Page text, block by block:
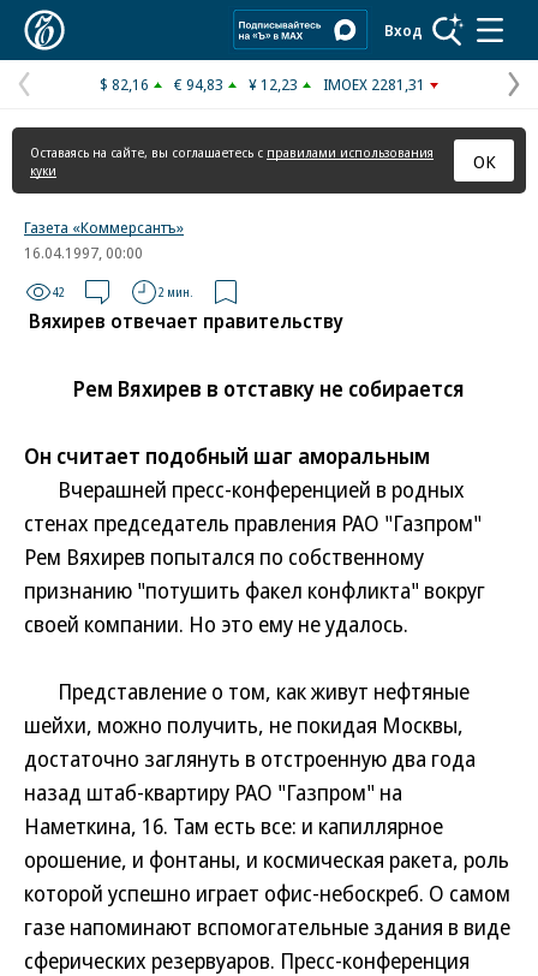
Вход
Предыдущая
страница
$ 82,16 € 94,83 ¥ 12,23 IMOEX 2281,31
Оставаясь на сайте, вы соглашаетесь с правилами использования
куки
ОК
Газета «Коммерсантъ»
16.04.1997, 00:00
42 2 мин.
Вяхирев отвечает правительству
Рем Вяхирев в отставку не собирается
Он считает подобный шаг аморальным
Вчерашней пресс-конференцией в родных
стенах председатель правления РАО "Газпром"
Рем Вяхирев попытался по собственному
признанию "потушить факел конфликта" вокруг
своей компании. Но это ему не удалось.
Представление о том, как живут нефтяные
шейхи, можно получить, не покидая Москвы,
достаточно заглянуть в отстроенную два года
назад штаб-квартиру РАО "Газпром" на
Наметкина, 16. Там есть все: и капиллярное
орошение, и фонтаны, и космическая ракета, роль
которой успешно играет офис-небоскреб. О самом
газе напоминают вспомогательные здания в виде
сферических резервуаров. Пресс-конференция